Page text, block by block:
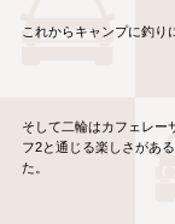
これからキャンプに釣り
そして二輪はカフェレー
フ2と通じる楽しさがあ
た。